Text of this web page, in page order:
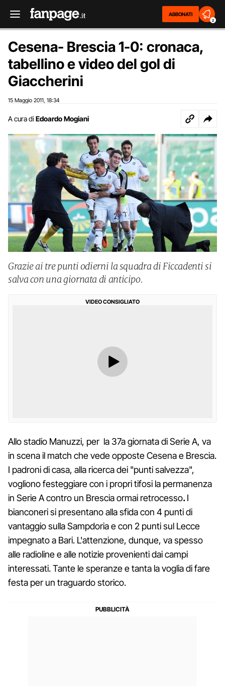
ABBONATI
2
Cesena- Brescia 1-0: cronaca,
tabellino e video del gol di
Giaccherini
15 Maggio 2011 18:34
A cura di Edoardo Mogiani
Grazie ai tre punti odierni la squadra di Ficcadenti si
salva con una giornata di anticipo.
VIDEO CONSIGLIATO
Allo stadio Manuzzi, per la 37a giornata di Serie A, va
in scena il match che vede opposte Cesena e Brescia.
I padroni di casa, alla ricerca dei "punti salvezza",
vogliono festeggiare con i propri tifosi la permanenza
in Serie A contro un Brescia ormai retrocesso.I
bianconeri si presentano alla sfida con 4 punti di
vantaggio sulla Sampdoria e con 2 punti sul Lecce
impegnato a Bari. L'attenzione, dunque, va spesso
alle radioline e alle notizie provenienti dai campi
interessati. Tante le speranze e tanta la voglia di fare
festa per un traguardo storico.